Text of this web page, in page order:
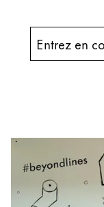
Recharges
Carnets
Cadeaux
Entrez en